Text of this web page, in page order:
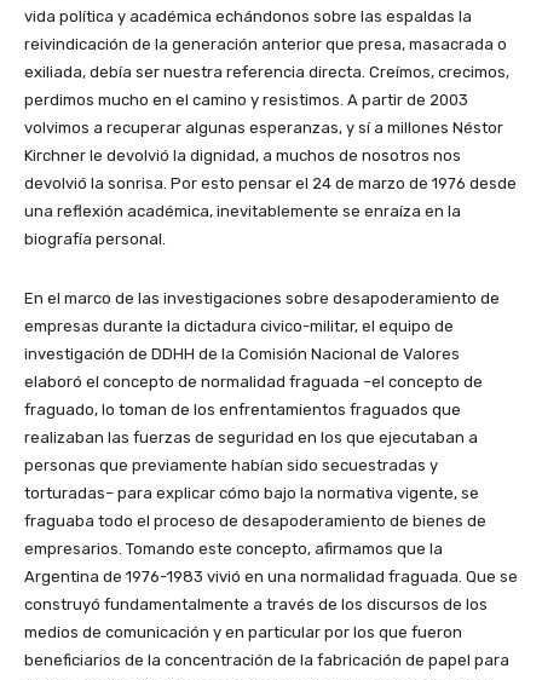
vida política y académica echándonos sobre las espaldas la
reivindicación de la generación anterior que presa, masacrada o
exiliada, debía ser nuestra referencia directa. Creímos, crecimos,
perdimos mucho en el camino y resistimos. A partir de 2003
volvimos a recuperar algunas esperanzas, y sí a millones Néstor
Kirchner le devolvió la dignidad, a muchos de nosotros nos
devolvió la sonrisa. Por esto pensar el 24 de marzo de 1976 desde
una reflexión académica, inevitablemente se enraíza en la
biografía personal.
En el marco de las investigaciones sobre desapoderamiento de
empresas durante la dictadura civico-militar, el equipo de
investigación de DDHH de la Comisión Nacional de Valores
elaboró el concepto de normalidad fraguada –el concepto de
fraguado, lo toman de los enfrentamientos fraguados que
realizaban las fuerzas de seguridad en los que ejecutaban a
personas que previamente habían sido secuestradas y
torturadas– para explicar cómo bajo la normativa vigente, se
fraguaba todo el proceso de desapoderamiento de bienes de
empresarios. Tomando este concepto, afirmamos que la
Argentina de 1976-1983 vivió en una normalidad fraguada. Que se
construyó fundamentalmente a través de los discursos de los
medios de comunicación y en particular por los que fueron
beneficiarios de la concentración de la fabricación de papel para